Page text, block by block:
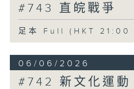
#743 直皖戰爭
足本 Full (HKT 21:00
06/06/2026
#742 新文化運動